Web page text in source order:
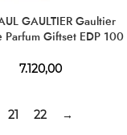
GAULTIER Gaultier
Parfum Giftset EDP 100
7.120,00
21 22 →